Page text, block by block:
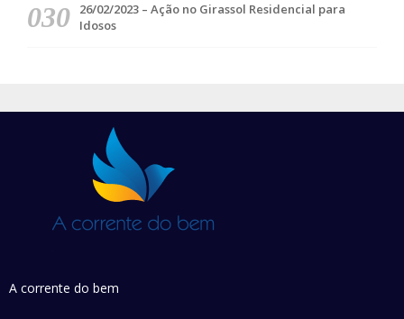
26/02/2023 – Ação no Girassol Residencial para
Idosos
A corrente do bem